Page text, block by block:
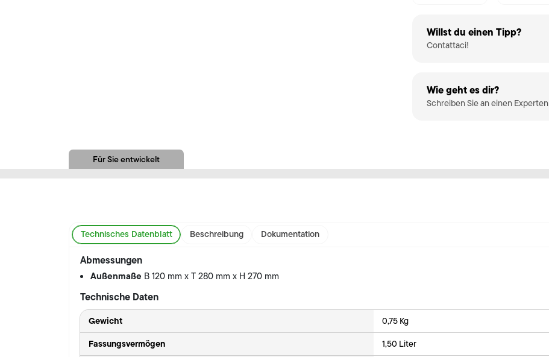
Willst du einen Tipp?
Contattaci!
Wie geht es dir?
Schreiben Sie an einen Experten
Für Sie entwickelt
Technisches Datenblatt Beschreibung Dokumentation
Abmessungen
Außenmaße B 120 mm x T 280 mm x H 270 mm
Technische Daten
Gewicht 0,75 Kg
Fassungsvermögen 1,50 Liter